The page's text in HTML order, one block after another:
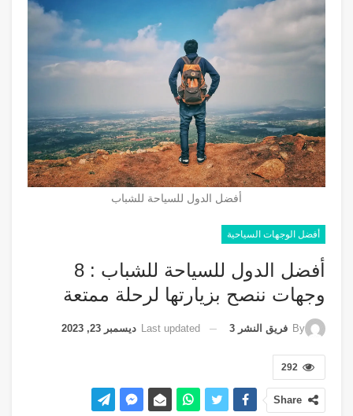
أفضل الدول للسياحة للشباب
أفضل الوجهات السياحية
أفضل الدول للسياحة للشباب : 8
وجهات ننصح بزيارتها لرحلة ممتعة
By فريق النشر 3 Last updated ديسمبر 23, 2023
292
Share